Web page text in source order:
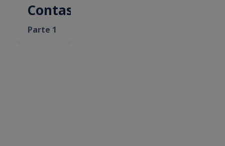
Contas
Parte 1